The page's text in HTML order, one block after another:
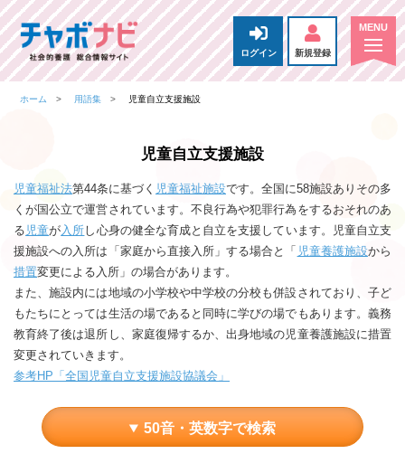
ログイン 新規登録
ホーム 用語集 児童自立支援施設
児童自立支援施設
児童福祉法第44条に基づく 児童福祉施設です。全国に58施設ありその多
くが国公立で運営されています。不良行為や犯罪行為をするおそれのあ
る 児童が入所し心身の健全な育成と自立を支援しています。児童自立支
援施設への入所は「家庭から直接入所」する場合と「 児童養護施設から
措置変更による入所」の場合があります。
また、施設内には地域の小学校や中学校の分校も併設されており、子ど
もたちにとっては生活の場であると同時に学びの場でもあります。義務
教育終了後は退所し、家庭復帰するか、出身地域の児童養護施設に措置
変更されていきます。
参考HP「全国児童自立支援施設協議会」
50音・英数字で検索